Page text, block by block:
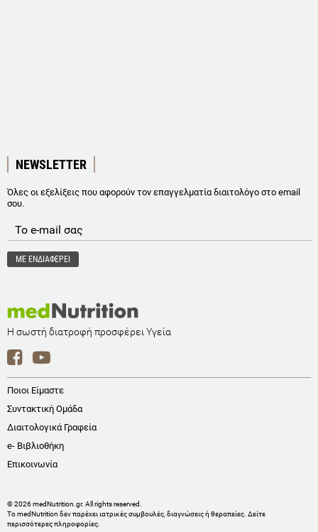
NEWSLETTER
Όλες οι εξελίξεις που αφορούν τον επαγγελματία διαιτολόγο στο email
σου.
Η σωστή διατροφή προσφέρει Υγεία
Ποιοι Είμαστε
Συντακτική Ομάδα
Διαιτολογικά Γραφεία
e- Βιβλιοθήκη
Επικοινωνία
© 2026 medNutrition.gr. All rights reserved.
Το medNutrition δεν παρέχει ιατρικές συμβουλές, διαγνώσεις ή θεραπείες. Δείτε
περισσότερες πληροφορίες